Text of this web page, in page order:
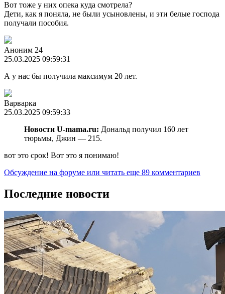
Вот тоже у них опека куда смотрела?
Дети, как я поняла, не были усыновлены, и эти белые господа
получали пособия.
Аноним 24
25.03.2025 09:59:31
А у нас бы получила максимум 20 лет.
Варварка
25.03.2025 09:59:33
Новости U-mama.ru: Дональд получил 160 лет
тюрьмы, Джин — 215.
вот это срок! Вот это я понимаю!
Обсуждение на форуме или читать еще 89 комментариев
Последние новости